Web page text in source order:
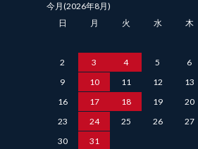
今月(2026年8月)
日
月 火 水 木
2
3 4 5 6
9
10 11 12 13
16
17 18 19 20
23
24 25 26 27
30
31